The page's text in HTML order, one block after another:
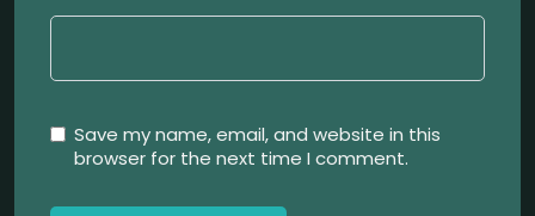
Save my name, email, and website in this
browser for the next time I comment.